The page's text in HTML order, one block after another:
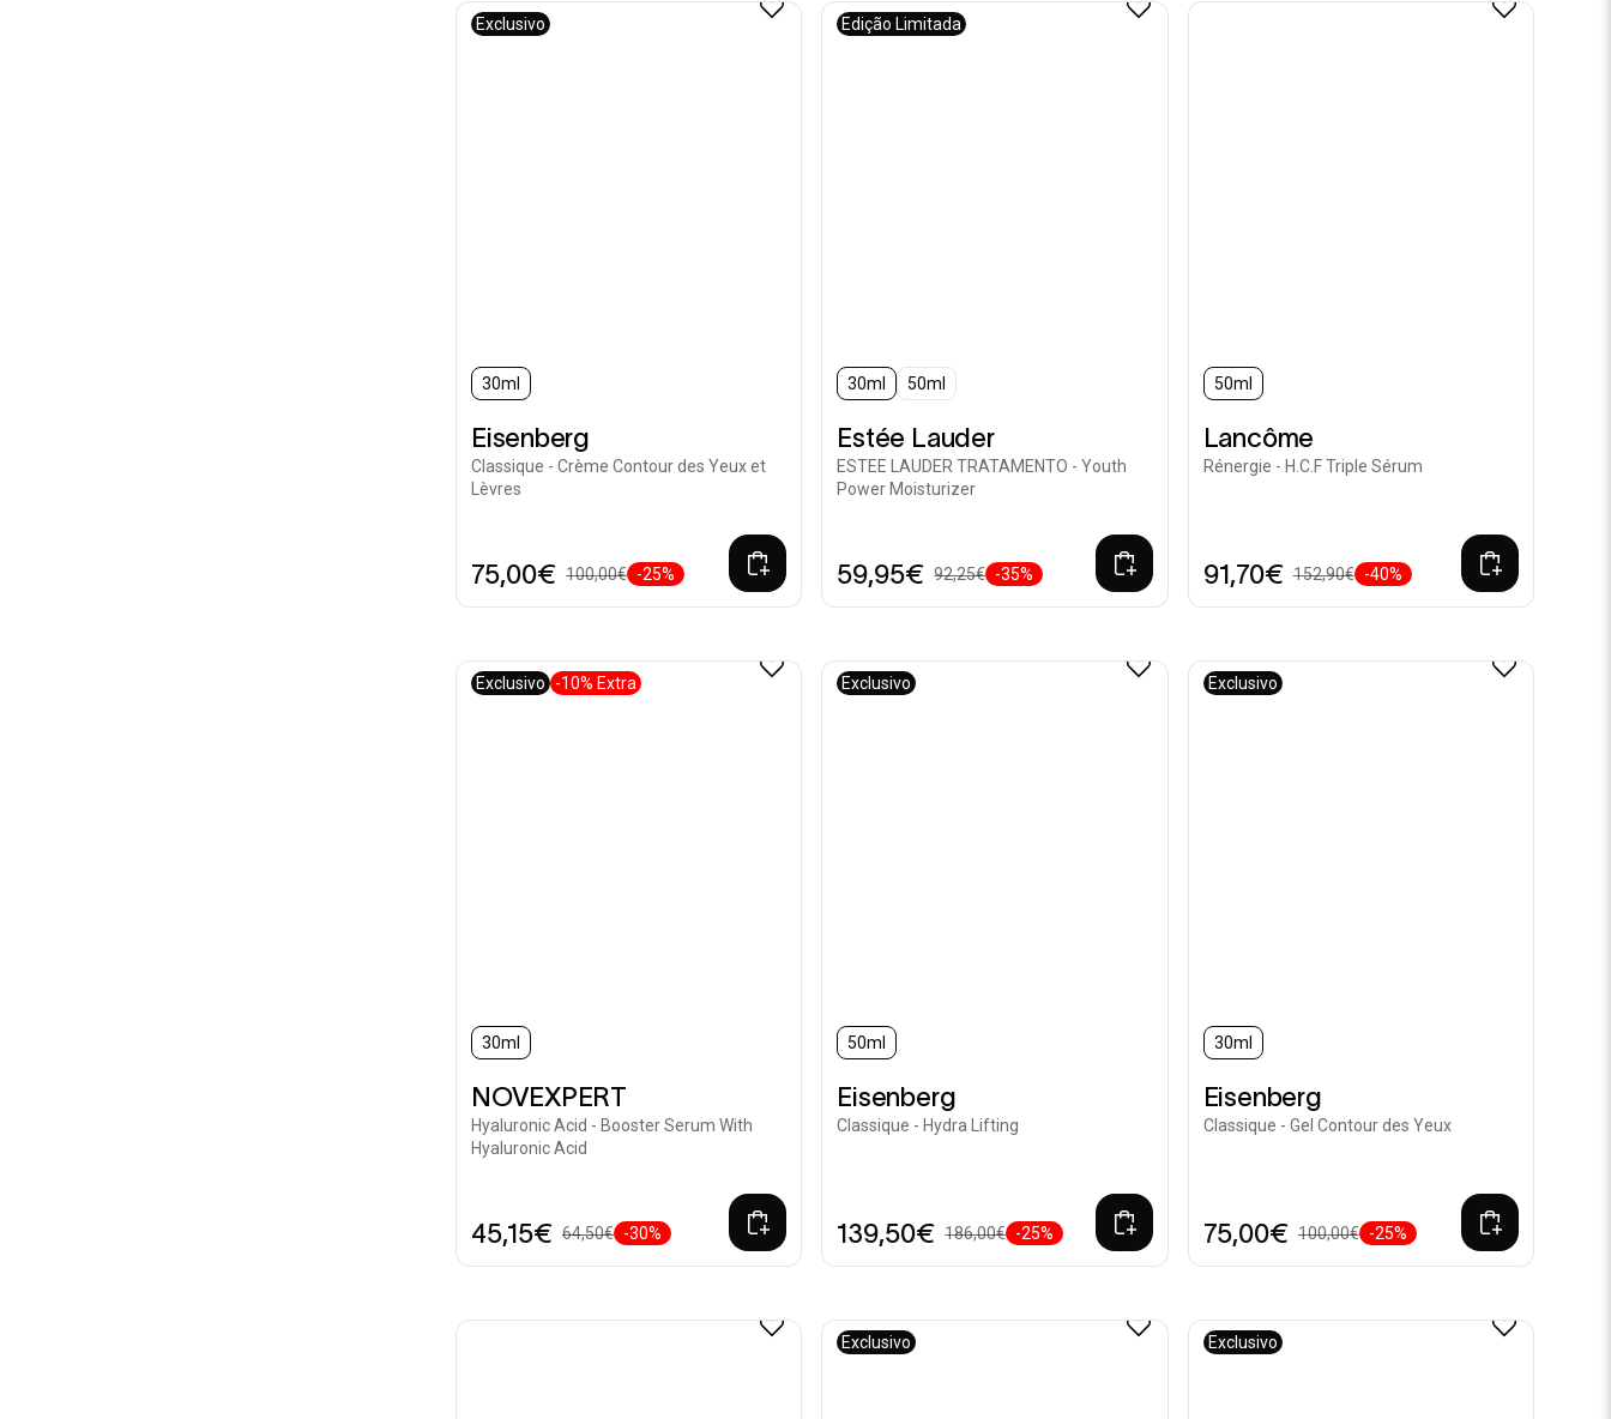
Exclusivo
30ml
Eisenberg
Classique - Crème Contour des Yeux et
Lèvres
75,00€ 100,00€ -25%
Edição Limitada
30ml 50ml
Estée Lauder
ESTEE LAUDER TRATAMENTO - Youth
Power Moisturizer
59,95€ 92,25€ -35%
50ml
Lancôme
Rénergie - H.C.F Triple Sérum
91,70€ 152,90€ -40%
Exclusivo -10% Extra
30ml
NOVEXPERT
Hyaluronic Acid - Booster Serum With
Hyaluronic Acid
45,15€ 64,50€ -30%
Exclusivo
50ml
Eisenberg
Classique - Hydra Lifting
139,50€ 186,00€ -25%
Exclusivo
30ml
Eisenberg
Classique - Gel Contour des Yeux
75,00€ 100,00€ -25%
Exclusivo Exclusivo